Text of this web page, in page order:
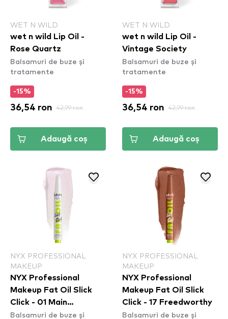
WET N WILD
wet n wild Lip Oil -
Rose Quartz
Balsamuri de buze și
tratamente
-15%
36,54 ron 42,99 ron
Adaugă coș
WET N WILD
wet n wild Lip Oil -
Vintage Society
Balsamuri de buze și
tratamente
-15%
36,54 ron 42,99 ron
Adaugă coș
NYX PROFESSIONAL
MAKEUP
NYX Professional
Makeup Fat Oil Slick
Click - 01 Main
Character
Balsamuri de buze și
NYX PROFESSIONAL
MAKEUP
NYX Professional
Makeup Fat Oil Slick
Click - 17 Freedworthy
Balsamuri de buze și